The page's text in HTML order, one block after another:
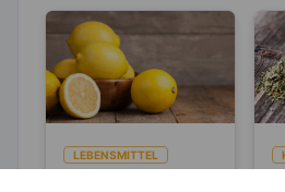
LEBENSMITTEL